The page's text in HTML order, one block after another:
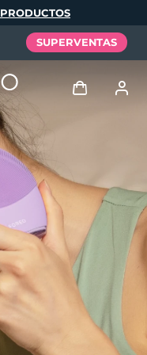
SUPERVENTAS
Perfil de usuario
Mis dispositivos
Mis pedidos
Mis direcciones
Mis suscripciones
Español
Português
Русский
繁體中文